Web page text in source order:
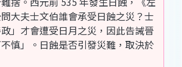
大夫士文伯誰會承受日蝕之災？士
」才會遭受日月之災，因此告誡晉
慎」。日蝕是否引發災難，取決於